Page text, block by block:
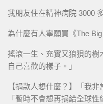
我朋友住在精神病院 3000
為什麼有人寧願買《The
搖滾一生、充實又狼狽的樹
自己喜歡的樣子。」
【捐款人想什麼？】「我
「暫時不會想再捐給全球